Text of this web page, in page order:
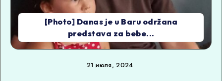
[Photo] Danas je u Baru održana
predstava za bebe...
21 июля, 2024